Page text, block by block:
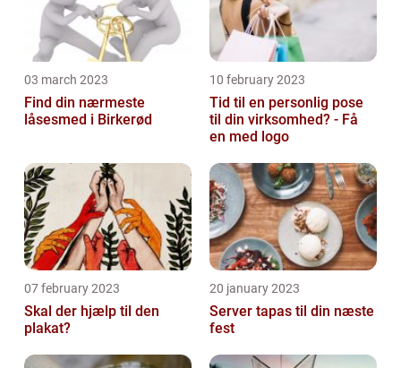
03 march 2023
Find din nærmeste
låsesmed i Birkerød
10 february 2023
Tid til en personlig pose
til din virksomhed? - Få
en med logo
07 february 2023
Skal der hjælp til den
plakat?
20 january 2023
Server tapas til din næste
fest